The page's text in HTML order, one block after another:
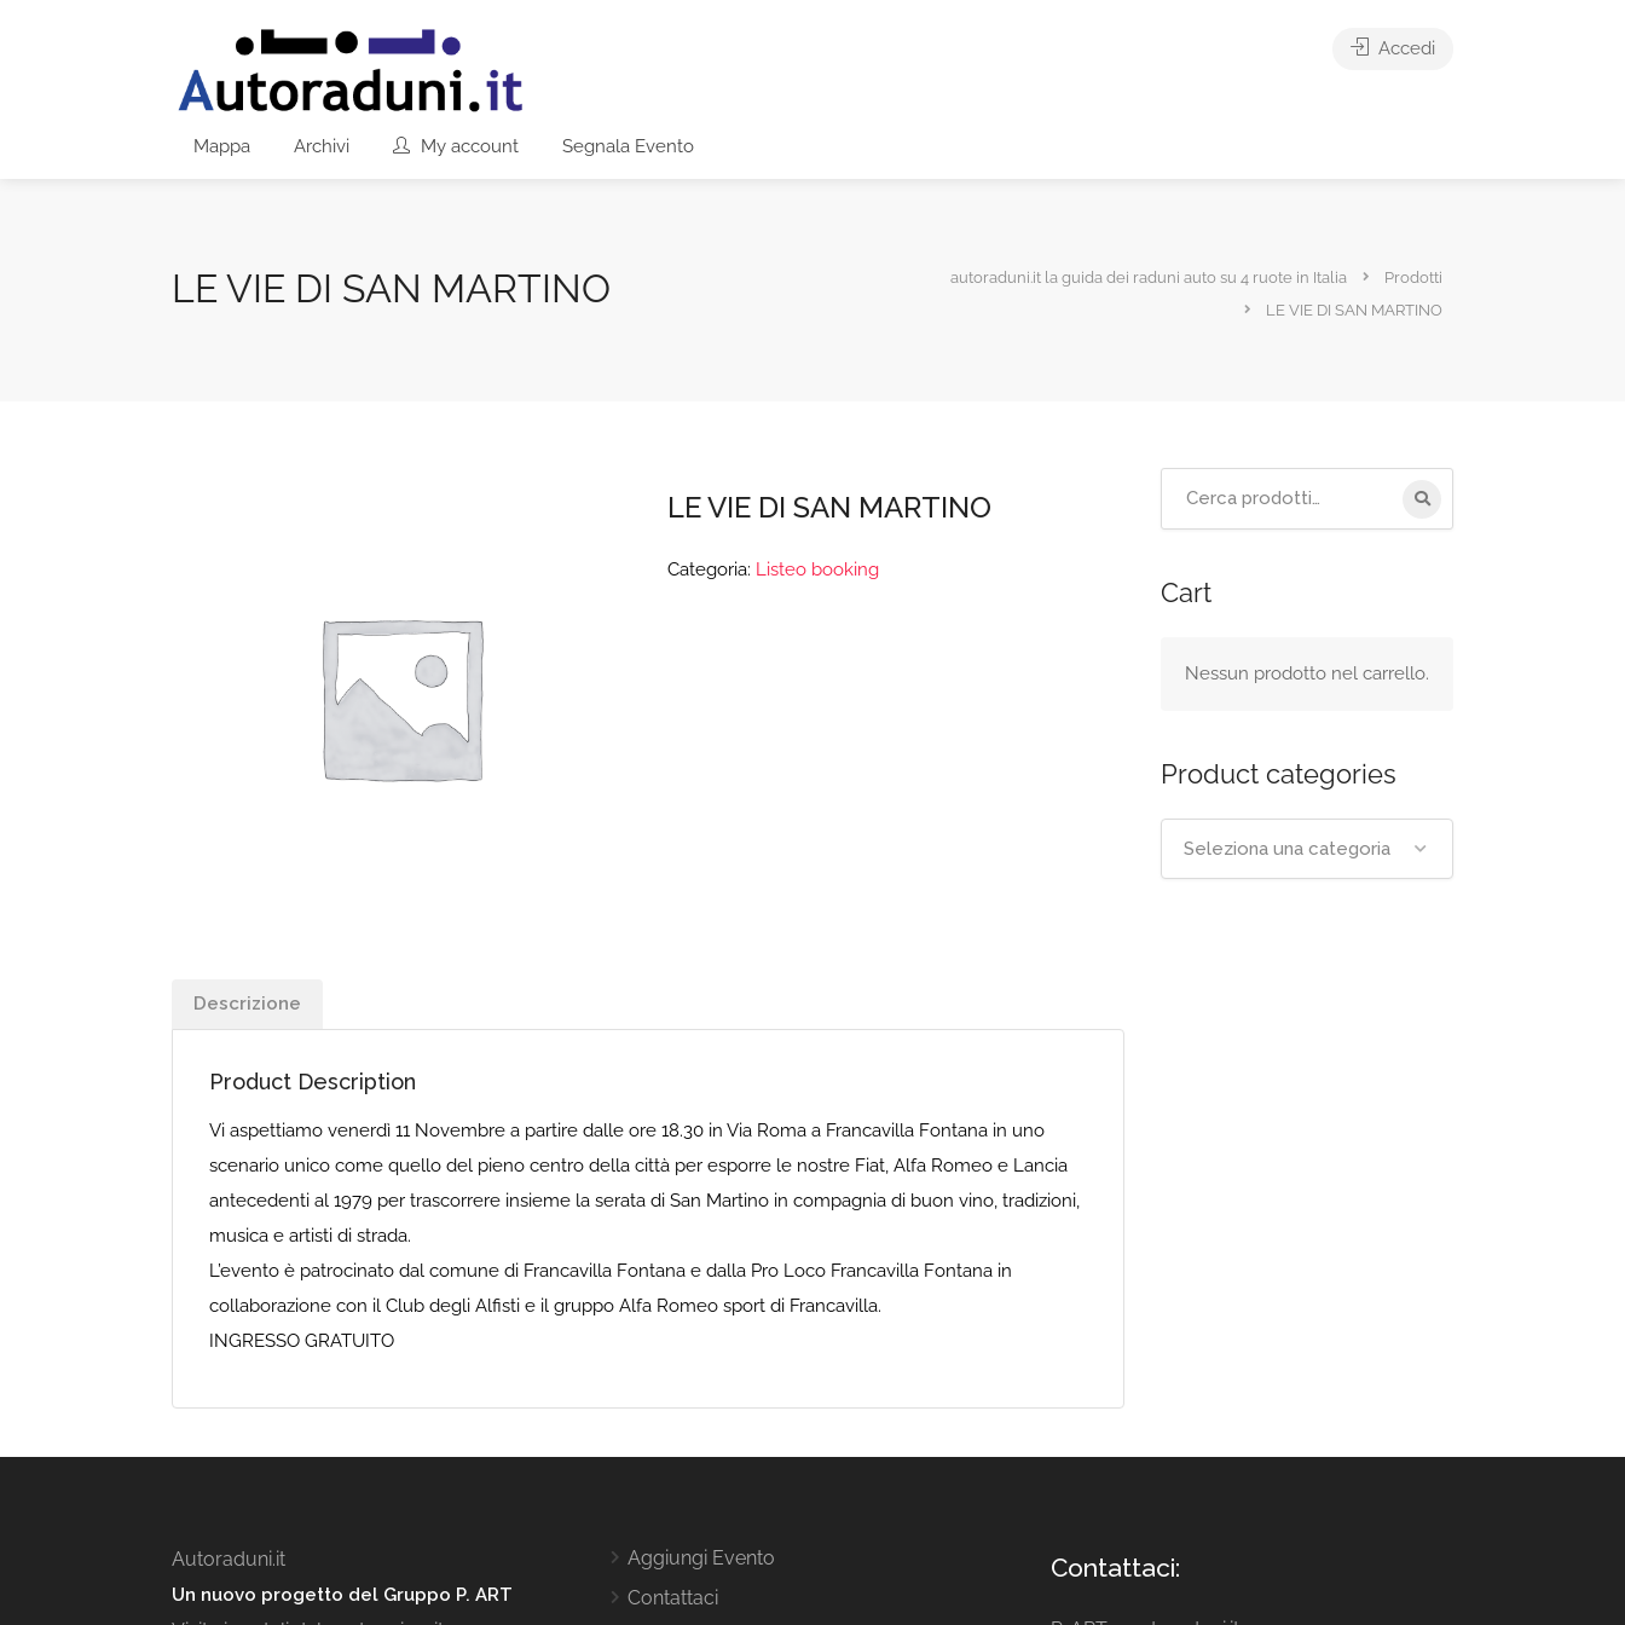
Mappa Archivi My account Segnala Evento
Accedi
LE VIE DI SAN MARTINO autoraduni.it la guida dei raduni auto su 4 ruote in Italia
Prodotti
LE VIE DI SAN MARTINO
LE VIE DI SAN MARTINO
Categoria: Listeo booking
Descrizione
Product Description
Vi aspettiamo venerdì 11 Novembre a partire dalle ore 18.30 in Via Roma a Francavilla Fontana in uno
scenario unico come quello del pieno centro della città per esporre le nostre Fiat, Alfa Romeo e Lancia
antecedenti al 1979 per trascorrere insieme la serata di San Martino in compagnia di buon vino, tradizioni,
musica e artisti di strada.
L’evento è patrocinato dal comune di Francavilla Fontana e dalla Pro Loco Francavilla Fontana in
collaborazione con il Club degli Alfisti e il gruppo Alfa Romeo sport di Francavilla.
INGRESSO GRATUITO
Cart
Nessun prodotto nel carrello.
Product categories
Seleziona una categoria
Autoraduni.it
Un nuovo progetto del Gruppo P. ART
Aggiungi Evento
Contattaci
Contattaci: